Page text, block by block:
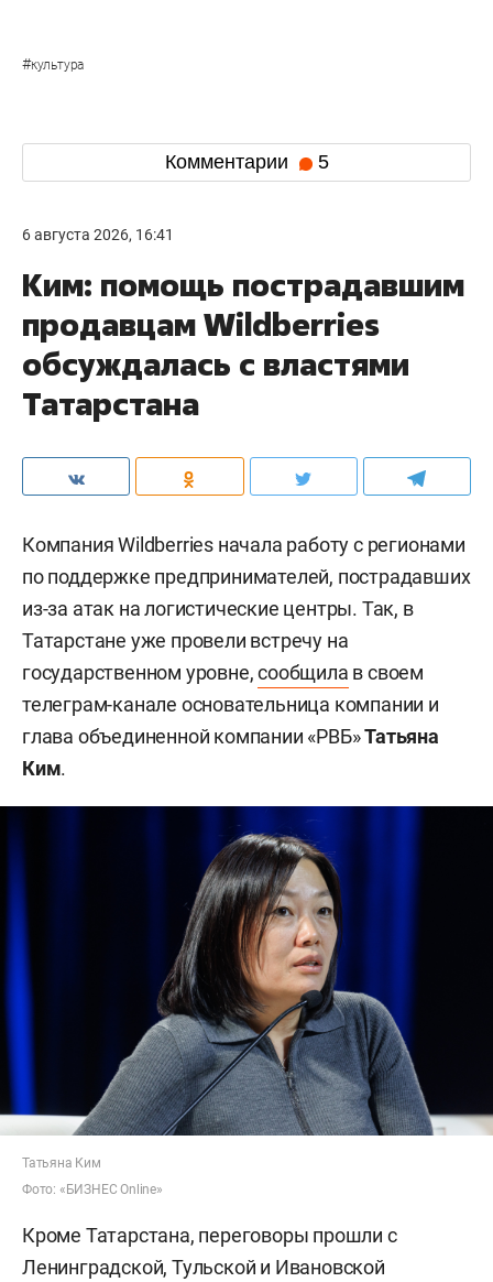
#культура
Комментарии 5
6 августа 2026, 16:41
Ким: помощь пострадавшим
продавцам Wildberries
обсуждалась с властями
Татарстана
Компания Wildberries начала работу с регионами
по поддержке предпринимателей, пострадавших
из-за атак на логистические центры. Так, в
Татарстане уже провели встречу на
государственном уровне,сообщила в своем
телеграм-канале основательница компании и
глава объединенной компании «РВБ»Татьяна
Ким.
Татьяна Ким
Фото: «БИЗНЕС Online»
Кроме Татарстана, переговоры прошли с
Ленинградской, Тульской и Ивановской